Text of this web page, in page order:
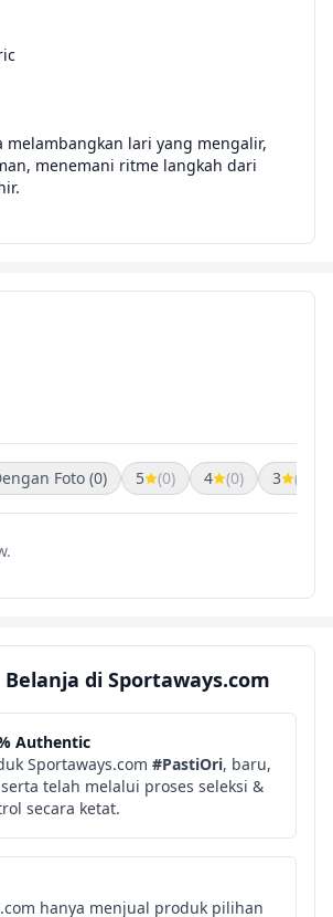
melambangkan lari yang mengalir,
menemani ritme langkah dari
Foto (0) 5 (0) 4 (0) 3 (0)
di Sportaways.com
Authentic
Sportaways.com #PastiOri, baru,
telah melalui proses seleksi &
secara ketat.
hanya menjual produk pilihan